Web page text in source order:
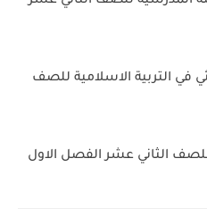
في التربية الاسلامية للصف
للصف الثاني عشر الفصل الاول